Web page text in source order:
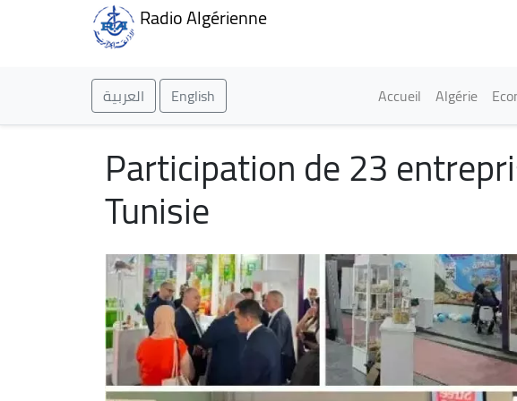
Radio Algérienne
العربية English Main
Accueil Algérie
Participation de 23
Tunisie